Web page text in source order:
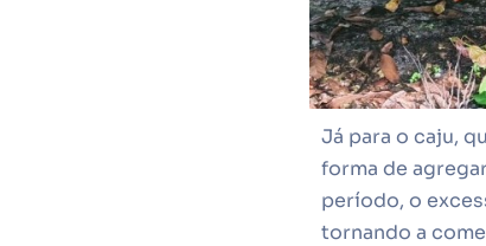
Já para o caju,
forma de
período, o
tornando a